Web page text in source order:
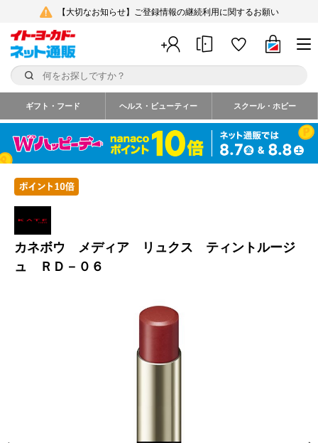
【大切なお知らせ】ご登録情報の継続利用に関するお願い
ギフト・フード ヘルス・ビューティー スクール・ホビー
カネボウ メディア リュクス ティントルージ
ュ ＲＤ－０６